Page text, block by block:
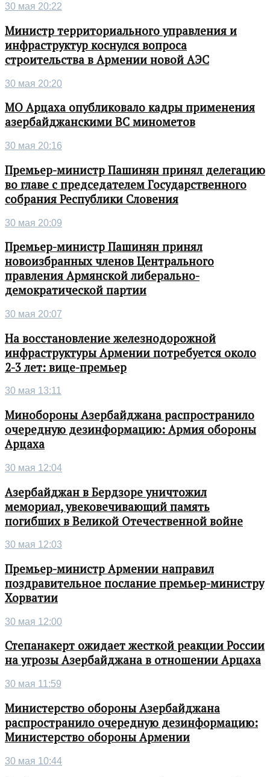
30 мая 20:22
Министр территориального управления и
инфраструктур коснулся вопроса
строительства в Армении новой АЭС
30 мая 20:20
МО Арцаха опубликовало кадры применения
азербайджанскими ВС минометов
30 мая 20:16
Премьер-министр Пашинян принял делегацию
во главе с председателем Государственного
собрания Республики Словения
30 мая 20:09
Премьер-министр Пашинян принял
новоизбранных членов Центрального
правления Армянской либерально-
демократической партии
30 мая 20:07
На восстановление железнодорожной
инфраструктуры Армении потребуется около
2-3 лет: вице-премьер
30 мая 13:11
Минобороны Азербайджана распространило
очередную дезинформацию: Армия обороны
Арцаха
30 мая 12:04
Азербайджан в Бердзоре уничтожил
мемориал, увековечивающий память
погибших в Великой Отечественной войне
30 мая 12:03
Премьер-министр Армении направил
поздравительное послание премьер-министру
Хорватии
30 мая 12:00
Степанакерт ожидает жесткой реакции России
на угрозы Азербайджана в отношении Арцаха
30 мая 11:59
Министерство обороны Азербайджана
распространило очередную дезинформацию:
Министерство обороны Армении
30 мая 10:44